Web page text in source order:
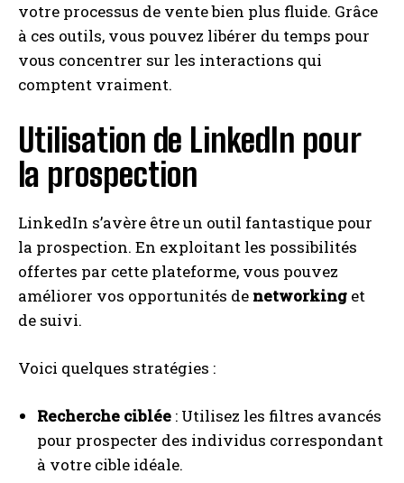
votre processus de vente bien plus fluide. Grâce
à ces outils, vous pouvez libérer du temps pour
vous concentrer sur les interactions qui
comptent vraiment.
Utilisation de LinkedIn pour
la prospection
LinkedIn s’avère être un outil fantastique pour
la prospection. En exploitant les possibilités
offertes par cette plateforme, vous pouvez
améliorer vos opportunités de networking et
de suivi.
Voici quelques stratégies :
Recherche ciblée : Utilisez les filtres avancés
pour prospecter des individus correspondant
à votre cible idéale.